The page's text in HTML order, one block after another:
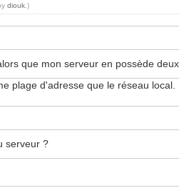
diouk .)
que mon serveur en possède
plage d'adresse que le réseau local.
serveur ?